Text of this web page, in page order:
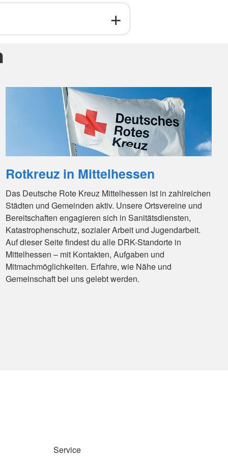
Rotkreuz in Mittelhessen
Das Deutsche Rote Kreuz Mittelhessen ist in zahlreichen
Städten und Gemeinden aktiv. Unsere Ortsvereine und
Bereitschaften engagieren sich in Sanitätsdiensten,
Katastrophenschutz, sozialer Arbeit und Jugendarbeit.
Auf dieser Seite findest du alle DRK-Standorte in
Mittelhessen – mit Kontakten, Aufgaben und
Mitmachmöglichkeiten. Erfahre, wie Nähe und
Gemeinschaft bei uns gelebt werden.
Service